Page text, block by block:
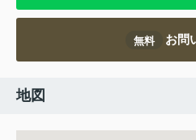
無料 お問
地図